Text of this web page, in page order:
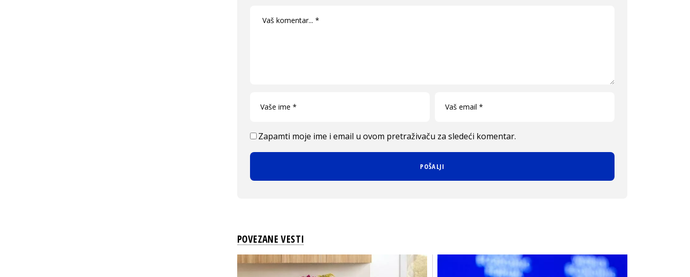
Zapamti moje ime i email u ovom pretraživaču za sledeći komentar.
POVEZANE VESTI